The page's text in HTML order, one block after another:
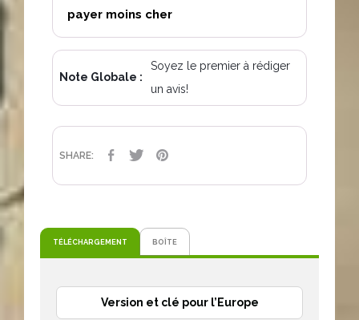
payer moins cher
Note Globale :
Soyez le premier à rédiger
un avis!
SHARE: PARTAGER
TWEET
TÉLÉCHARGEMENT BOÎTE
Version et clé pour l’Europe